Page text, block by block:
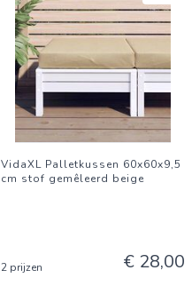
VidaXL Palletkussen 60x60x9,5
cm stof gemêleerd beige
2 prijzen € 28,00